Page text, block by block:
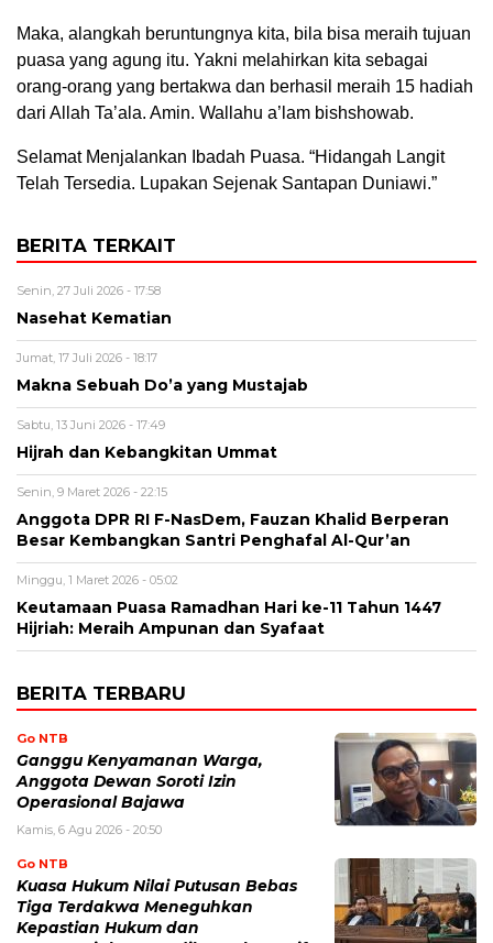
Maka, alangkah beruntungnya kita, bila bisa meraih tujuan
puasa yang agung itu. Yakni melahirkan kita sebagai
orang-orang yang bertakwa dan berhasil meraih 15 hadiah
dari Allah Ta’ala. Amin. Wallahu a’lam bishshowab.
Selamat Menjalankan Ibadah Puasa. “Hidangah Langit
Telah Tersedia. Lupakan Sejenak Santapan Duniawi.”
BERITA TERKAIT
Senin, 27 Juli 2026 - 17:58
Nasehat Kematian
Jumat, 17 Juli 2026 - 18:17
Makna Sebuah Do’a yang Mustajab
Sabtu, 13 Juni 2026 - 17:49
Hijrah dan Kebangkitan Ummat
Senin, 9 Maret 2026 - 22:15
Anggota DPR RI F-NasDem, Fauzan Khalid Berperan
Besar Kembangkan Santri Penghafal Al-Qur’an
Minggu, 1 Maret 2026 - 05:02
Keutamaan Puasa Ramadhan Hari ke-11 Tahun 1447
Hijriah: Meraih Ampunan dan Syafaat
BERITA TERBARU
Go NTB
Ganggu Kenyamanan Warga,
Anggota Dewan Soroti Izin
Operasional Bajawa
Kamis, 6 Agu 2026 - 20:50
Go NTB
Kuasa Hukum Nilai Putusan Bebas
Tiga Terdakwa Meneguhkan
Kepastian Hukum dan